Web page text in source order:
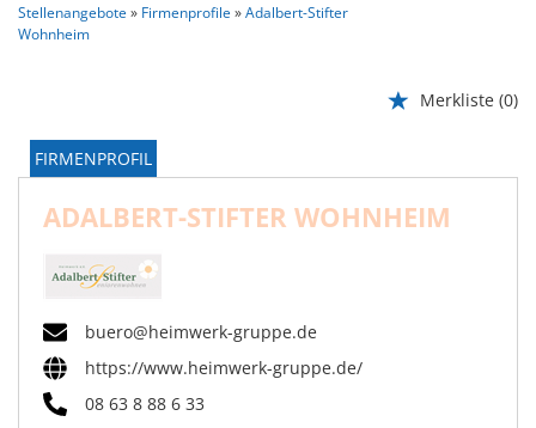
Stellenangebote Firmenprofile
Adalbert-Stifter
Wohnheim
Merkliste (0)
FIRMENPROFIL
ADALBERT-STIFTER WOHNHEIM
buero@heimwerk-gruppe.de
https://www.heimwerk-gruppe.de/
08 63 8 88 6 33